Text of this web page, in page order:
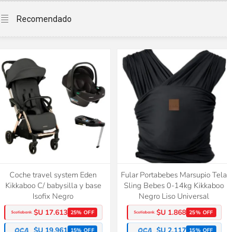
Coche travel system Eden
Kikkaboo C/ babysilla y base
Isofix Negro
$U 17.613 25% OFF
$U 19.961 15% OFF
Fular Portabebes Marsupio Tela
Sling Bebes 0-14kg Kikkaboo
Negro Liso Universal
$U 1.868 25% OFF
$U 2.117 15% OFF